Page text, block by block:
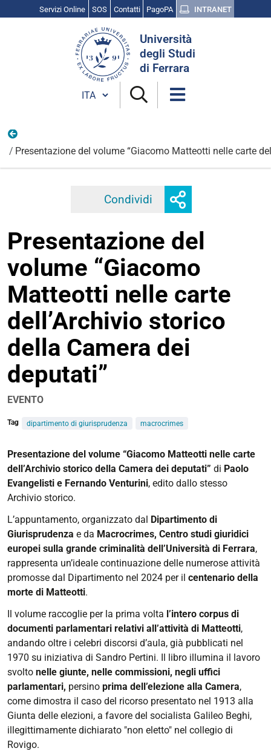
Servizi Online SOS Contatti PagoPA INTRANET
Università
degli Studi
di Ferrara
Cambia lingua
Presentazione del volume “Giacomo Matteotti nelle carte
Condividi Facebook
opzioni
di
condivisione
Presentazione del
volume “Giacomo
Matteotti nelle carte
dell’Archivio storico
della Camera dei
deputati”
EVENTO
Tag dipartimento di giurisprudenza macrocrimes
https://www.unife.it/it/eventi/2025/ottobre/volume-
giacomo-
matteotti
Presentazione
del
volume
“Giacomo
Matteotti
nelle
carte
storico
della
Camera
dei
deputati”
2025-
10-
07T17:00:00+02:00
2025-
Presentazione del volume “Giacomo Matteotti nelle carte
dell’Archivio storico della Camera dei deputati” di Paolo
Evangelisti e Fernando Venturini, edito dallo stesso
Archivio storico.
L’appuntamento, organizzato dal Dipartimento di
Giurisprudenza e da Macrocrimes, Centro studi giuridici
europei sulla grande criminalità dell’Università di Ferrara,
rappresenta un’ideale continuazione delle numerose attività
promosse dal Dipartimento nel 2024 per il centenario della
morte di Matteotti.
Il volume raccoglie per la prima volta l’intero corpus di
documenti parlamentari relativi all’attività di Matteotti,
andando oltre i celebri discorsi d’aula, già pubblicati nel
1970 su iniziativa di Sandro Pertini. Il libro illumina il lavoro
svolto nelle giunte, nelle commissioni, negli uffici
parlamentari, persino prima dell’elezione alla Camera,
come dimostra il caso del ricorso presentato nel 1913 alla
Giunta delle elezioni, a favore del socialista Galileo Beghi,
illegittimamente dichiarato "non eletto" nel collegio di
Rovigo.